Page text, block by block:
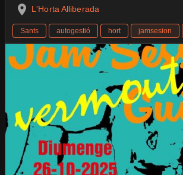
L'Horta Alliberada
Sants autogestió hort jamsesion